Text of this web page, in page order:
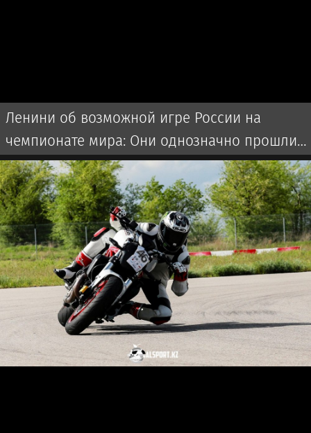
Ленини об возможной игре России на
чемпионате мира: Они однозначно прошли
бы далеко